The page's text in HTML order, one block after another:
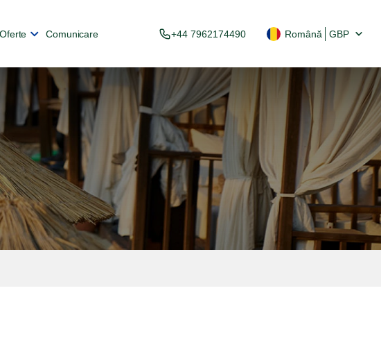
Oferte Comunicare +44 7962174490 Română GBP